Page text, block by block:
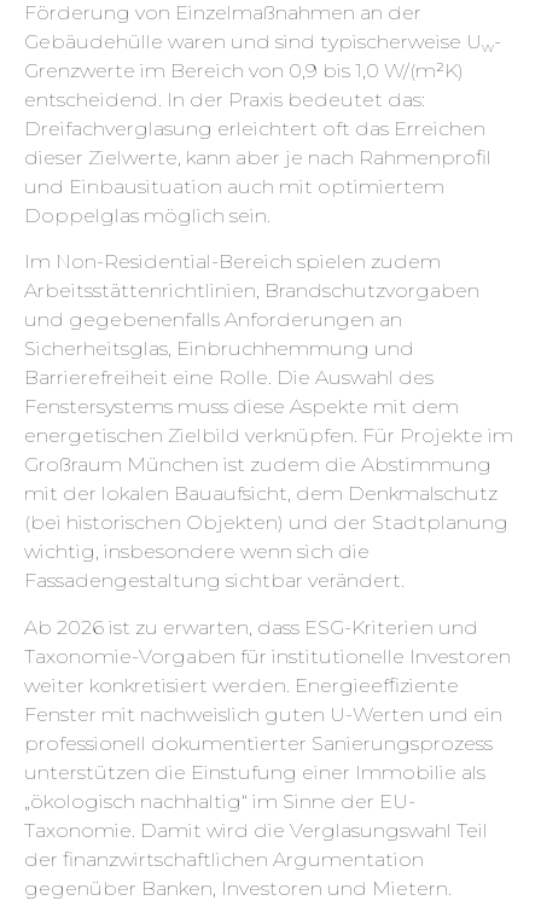
Förderung von Einzelmaßnahmen an der
Gebäudehülle waren und sind typischerweise Uw-
Grenzwerte im Bereich von 0,9 bis 1,0 W/(m²K)
entscheidend. In der Praxis bedeutet das:
Dreifachverglasung erleichtert oft das Erreichen
dieser Zielwerte, kann aber je nach Rahmenprofil
und Einbausituation auch mit optimiertem
Doppelglas möglich sein.
Im Non-Residential-Bereich spielen zudem
Arbeitsstättenrichtlinien, Brandschutzvorgaben
und gegebenenfalls Anforderungen an
Sicherheitsglas, Einbruchhemmung und
Barrierefreiheit eine Rolle. Die Auswahl des
Fenstersystems muss diese Aspekte mit dem
energetischen Zielbild verknüpfen. Für Projekte im
Großraum München ist zudem die Abstimmung
mit der lokalen Bauaufsicht, dem Denkmalschutz
(bei historischen Objekten) und der Stadtplanung
wichtig, insbesondere wenn sich die
Fassadengestaltung sichtbar verändert.
Ab 2026 ist zu erwarten, dass ESG-Kriterien und
Taxonomie-Vorgaben für institutionelle Investoren
weiter konkretisiert werden. Energieeffiziente
Fenster mit nachweislich guten U-Werten und ein
professionell dokumentierter Sanierungsprozess
unterstützen die Einstufung einer Immobilie als
„ökologisch nachhaltig“ im Sinne der EU-
Taxonomie. Damit wird die Verglasungswahl Teil
der finanzwirtschaftlichen Argumentation
gegenüber Banken, Investoren und Mietern.